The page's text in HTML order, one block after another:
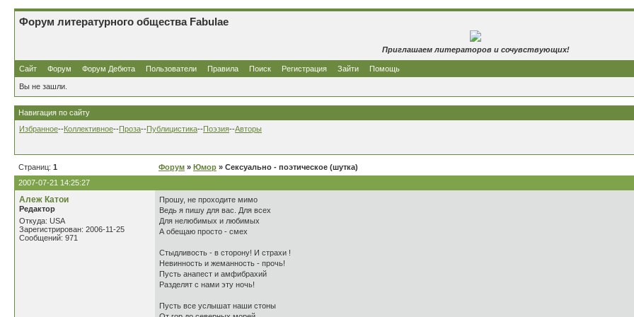
Форум литературного общества Fabulae
Приглашаем литераторов и сочувствующих!
Сайт Форум Форум Дебюта Пользователи Правила Поиск Регистрация Зайти Помощь
Вы не зашли.
Навигация по сайту
Избранное--Коллективное--Проза--Публицистика--Поэзия--Авторы
Страниц: 1 Форум » Юмор » Сексуально - поэтическое (шутка)
2007-07-21 14:25:27
Алеж Катои
Редактор
Откуда: USA
Зарегистрирован: 2006-11-25
Сообщений: 971
Прошу, не проходите мимо
Ведь я пишу для вас. Для всех
Для нелюбимых и любимых
А обещаю просто - смех
Стыдливость - в сторону! И страхи !
Невинность и жеманность - прочь!
Пусть анапест и амфибрахий
Разделят с нами эту ночь!
Пусть все услышат наши стоны